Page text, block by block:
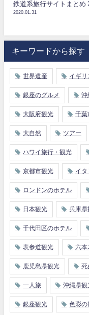
鉄道系旅行サイトまとめ
2020.01.31
キーワードから探す
世界遺産 イギリ
銀座のグルメ 沖
大阪府観光 千葉
大自然 ツアー
ハワイ旅行・観光
京都市観光 イタ
ロンドンのホテル
日本観光 兵庫県
千代田区のホテル
表参道観光 六本
鹿児島県観光 死
一人旅 沖縄県観
銀座観光 色彩の